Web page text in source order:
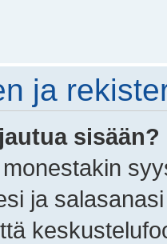
ja
sisään?
ja